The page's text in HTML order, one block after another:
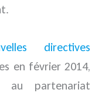
directives
en février 2014,
au partenariat